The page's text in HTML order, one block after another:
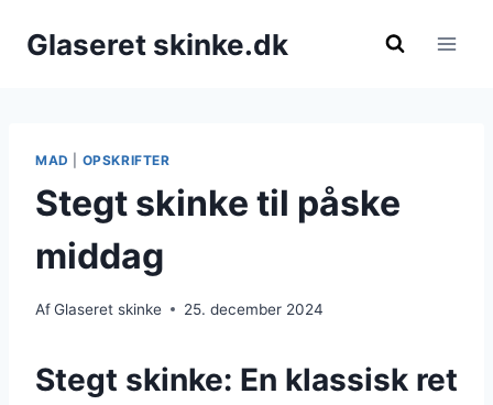
Glaseret skinke.dk
MAD OPSKRIFTER
Stegt skinke til påske
middag
AfGlaseret skinke 25. december 2024
Stegt skinke: En klassisk ret